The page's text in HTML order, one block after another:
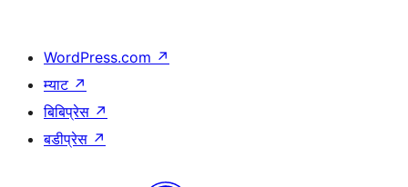
WordPress.com ↗
म्याट ↗
बिबिप्रेस ↗
बडीप्रेस ↗